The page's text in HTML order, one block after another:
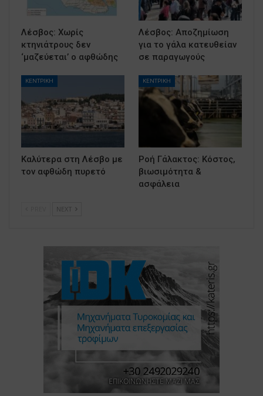
Λέσβος: Χωρίς
κτηνιάτρους δεν
‘μαζεύεται’ ο αφθώδης
Λέσβος: Αποζημίωση
για το γάλα κατευθείαν
σε παραγωγούς
ΚΕΝΤΡΙΚΗ
Καλύτερα στη Λέσβο με
τον αφθώδη πυρετό
ΚΕΝΤΡΙΚΗ
Ροή Γάλακτος: Κόστος,
βιωσιμότητα &
ασφάλεια
NEXT